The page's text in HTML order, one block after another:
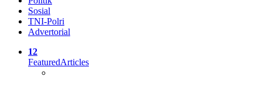
Sosial
TNI-Polri
Advertorial
12
FeaturedArticles